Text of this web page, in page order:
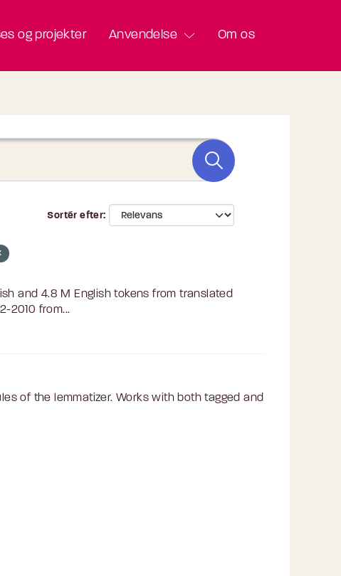
og projekter Anvendelse Om os
Sortér efter
and 4.8 M English tokens from translated
2010 from...
of the lemmatizer. Works with both tagged and